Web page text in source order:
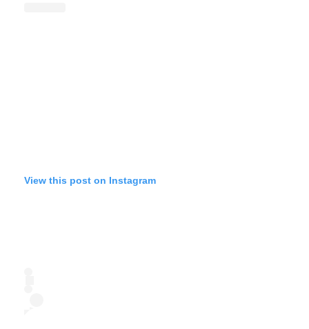
View this post on Instagram